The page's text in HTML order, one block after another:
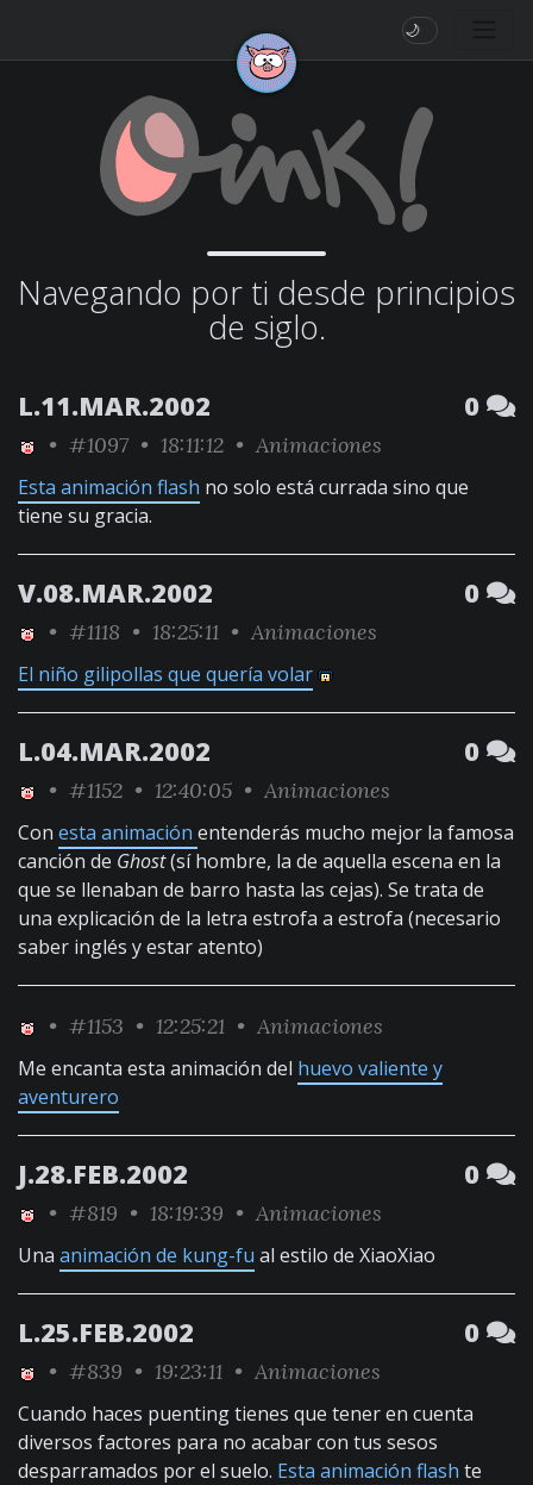
🌙
Navegando por ti desde principios
de siglo.
L.11.MAR.2002 0
• #1097 • 18:11:12 • Animaciones
Esta animación flash no solo está currada sino que
tiene su gracia.
V.08.MAR.2002 0
• #1118 • 18:25:11 • Animaciones
El niño gilipollas que quería volar
L.04.MAR.2002 0
• #1152 • 12:40:05 • Animaciones
Con esta animación entenderás mucho mejor la famosa
canción de Ghost(sí hombre, la de aquella escena en la
que se llenaban de barro hasta las cejas). Se trata de
una explicación de la letra estrofa a estrofa (necesario
saber inglés y estar atento)
• #1153 • 12:25:21 • Animaciones
Me encanta esta animación del huevo valiente y
aventurero
J.28.FEB.2002 0
• #819 • 18:19:39 • Animaciones
Una animación de kung-fu al estilo de XiaoXiao
L.25.FEB.2002 0
• #839 • 19:23:11 • Animaciones
Cuando haces puenting tienes que tener en cuenta
diversos factores para no acabar con tus sesos
desparramados por el suelo. Esta animación flash te